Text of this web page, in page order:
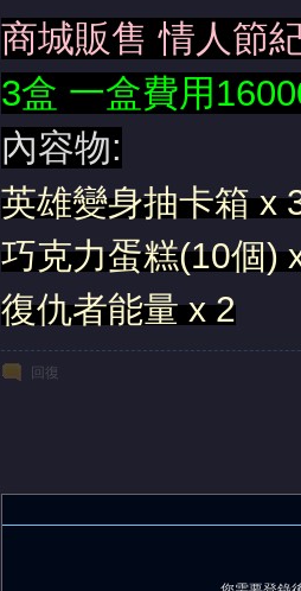
商城販售 情人節
3盒 一盒費用
內容物:
英雄變身抽卡箱 x
巧克力蛋糕(10個)
復仇者能量 x 2
回復